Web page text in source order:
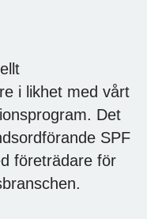
i likhet med vårt
Det
SPF
företrädare för